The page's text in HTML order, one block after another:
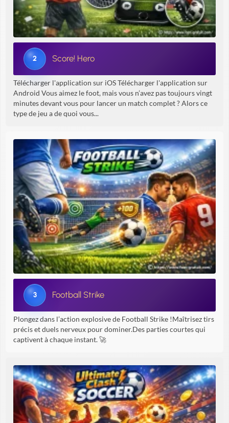
2 Score! Hero
Télécharger l'application sur iOS Télécharger l'application sur
Android Vous aimez le foot, mais vous n’avez pas toujours vingt
minutes devant vous pour lancer un match complet ? Alors ce
type de jeu a de quoi vous...
3 Football Strike
Plongez dans l’action explosive de Football Strike !Maîtrisez tirs
précis et duels nerveux pour dominer.Des parties courtes qui
captivent à chaque instant. 🚀